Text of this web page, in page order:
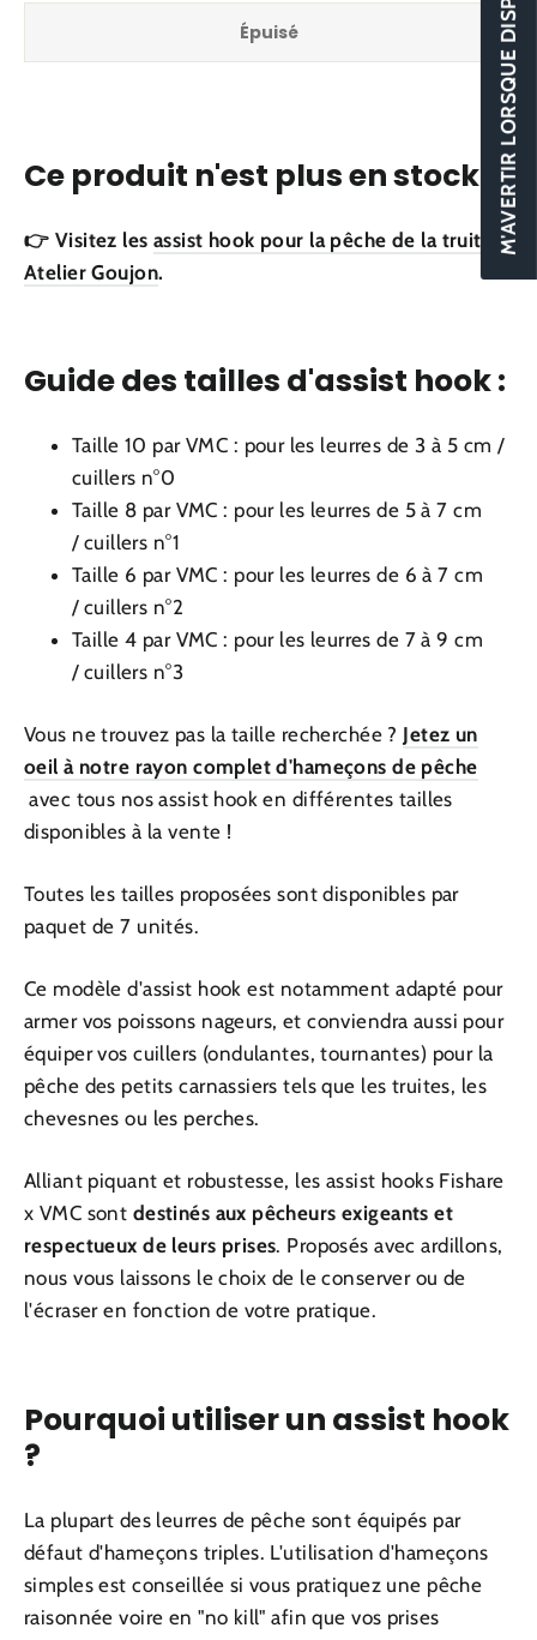
Épuisé
Ce produit n'est plus en stock ?
👉 Visitez les assist hook pour la pêche de la truite
Atelier Goujon.
Guide des tailles d'assist hook :
Taille 10 par VMC : pour les leurres de 3 à 5 cm /
cuillers n°0
Taille 8 par VMC : pour les leurres de 5 à 7 cm
/ cuillers n°1
Taille 6 par VMC : pour les leurres de 6 à 7 cm
/ cuillers n°2
Taille 4 par VMC : pour les leurres de 7 à 9 cm
/ cuillers n°3
Vous ne trouvez pas la taille recherchée ? Jetez un
oeil à notre rayon complet d'hameçons de pêche
avec tous nos assist hook en différentes tailles
disponibles à la vente !
Toutes les tailles proposées sont disponibles par
paquet de 7 unités.
Ce modèle d'assist hook est notamment adapté pour
armer vos poissons nageurs, et conviendra aussi pour
équiper vos cuillers (ondulantes, tournantes) pour la
pêche des petits carnassiers tels que les truites, les
chevesnes ou les perches.
Alliant piquant et robustesse, les assist hooks Fishare
x VMC sont destinés aux pêcheurs exigeants et
respectueux de leurs prises. Proposés avec ardillons,
nous vous laissons le choix de le conserver ou de
l'écraser en fonction de votre pratique.
Pourquoi utiliser un assist hook
?
La plupart des leurres de pêche sont équipés par
défaut d'hameçons triples. L'utilisation d'hameçons
simples est conseillée si vous pratiquez une pêche
raisonnée voire en "no kill" afin que vos prises
M'AVERTIR LORSQUE DISPONIBLE